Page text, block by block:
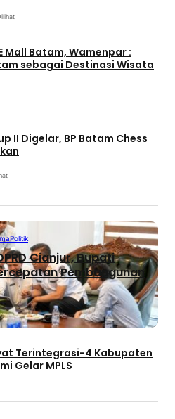
Mall Batam, Wamenpar :
sebagai Destinasi Wisata
II Digelar, BP Batam Chess
Politik
Cianjur, Bupati
Pembangunan
Terintegrasi-4 Kabupaten
Gelar MPLS